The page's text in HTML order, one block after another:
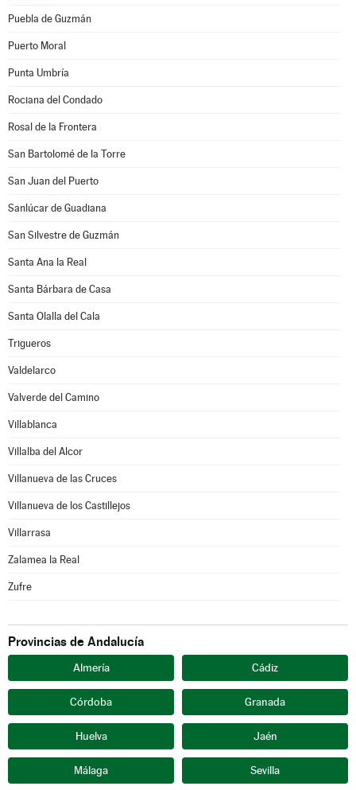
Puebla de Guzmán
Puerto Moral
Punta Umbría
Rociana del Condado
Rosal de la Frontera
San Bartolomé de la Torre
San Juan del Puerto
Sanlúcar de Guadiana
San Silvestre de Guzmán
Santa Ana la Real
Santa Bárbara de Casa
Santa Olalla del Cala
Trigueros
Valdelarco
Valverde del Camino
Villablanca
Villalba del Alcor
Villanueva de las Cruces
Villanueva de los Castillejos
Villarrasa
Zalamea la Real
Zufre
Provincias de Andalucía
Almería Cádiz
Córdoba Granada
Huelva Jaén
Málaga Sevilla